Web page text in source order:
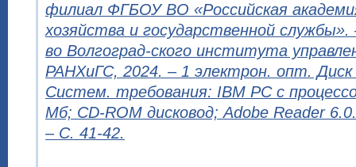
филиал ФГБОУ ВО «Российская
хозяйства и государственной службы».
во Волгоград-ского института
РАНХиГС, 2024. – 1 электрон. опт. Диск
Систем. требования: IBM PC с
Мб; CD-ROM дисковод; Adobe Reader
– С. 41-42.